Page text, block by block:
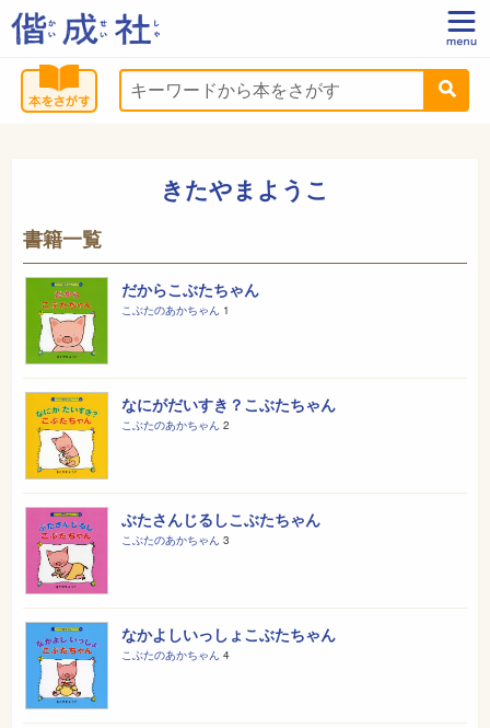
きたやまようこ
書籍一覧
だからこぶたちゃん
こぶたのあかちゃん 1
なにがだいすき？こぶたちゃん
こぶたのあかちゃん 2
ぶたさんじるしこぶたちゃん
こぶたのあかちゃん 3
なかよしいっしょこぶたちゃん
こぶたのあかちゃん 4